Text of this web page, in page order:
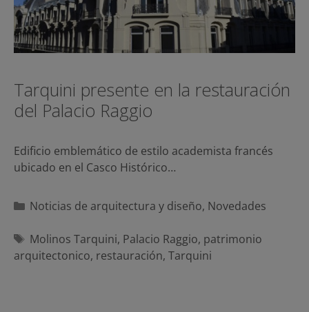
Tarquini presente en la restauración
del Palacio Raggio
Edificio emblemático de estilo academista francés
ubicado en el Casco Histórico…
Categorías
Noticias de arquitectura y diseño, Novedades
Etiquetas
Molinos Tarquini, Palacio Raggio, patrimonio
arquitectonico, restauración, Tarquini